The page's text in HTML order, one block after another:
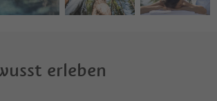
erleben